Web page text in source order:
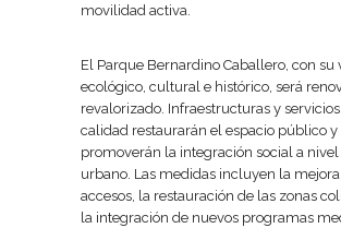
movilidad activa.
El Parque Bernardino Caballero, con su
ecológico, cultural e histórico, será
revalorizado. Infraestructuras y
calidad restaurarán el espacio público y
promoverán la integración social a
urbano. Las medidas incluyen la
accesos, la restauración de las zonas
la integración de nuevos programas